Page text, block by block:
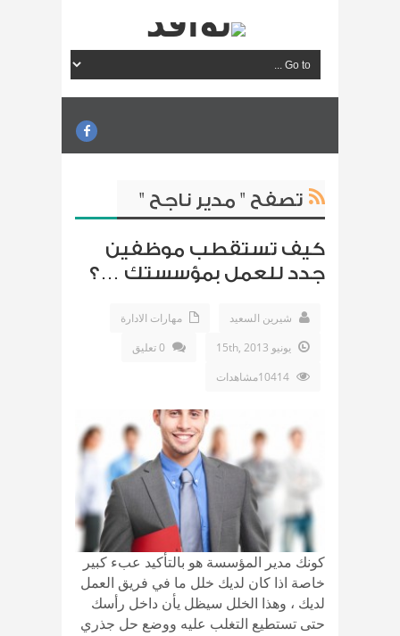
تصفح " مدير ناجح "
كيف تستقطب موظفين
جدد للعمل بمؤسستك …؟
شيرين السعيد
مهارات الادارة
يونيو 15th, 2013
0 تعليق
كونك مدير المؤسسة هو بالتأكيد عبء كبير
خاصة اذا كان لديك خلل ما في فريق العمل
لديك ، وهذا الخلل سيظل يأن داخل رأسك
حتى تستطيع التغلب عليه ووضع حل جذري